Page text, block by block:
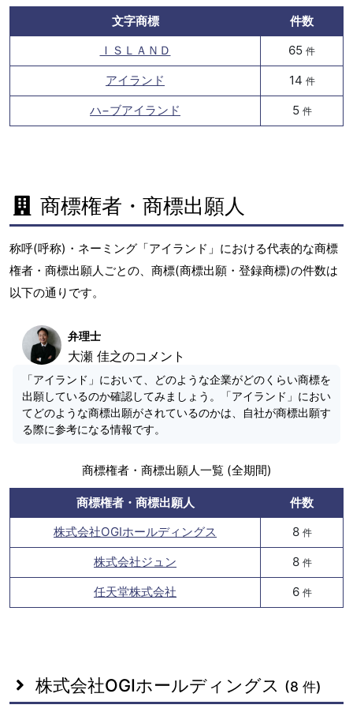
文字商標
件数
ＩＳＬＡＮＤ
65 件
アイランド 14 件
ハ−ブアイランド 5 件
商標権者・商標出願人
称呼(呼称)・ネーミング「アイランド」における代表的な商標
権者・商標出願人ごとの、商標(商標出願・登録商標)の件数は
以下の通りです。
弁理士
大瀬 佳之のコメント
「アイランド」において、どのような企業がどのくらい商標を
出願しているのか確認してみましょう。「アイランド」におい
てどのような商標出願がされているのかは、自社が商標出願す
る際に参考になる情報です。
商標権者・商標出願人一覧 (全期間)
商標権者・商標出願人
件数
株式会社OGIホールディングス
8 件
株式会社ジュン 8 件
任天堂株式会社 6 件
株式会社OGIホールディングス (8 件)